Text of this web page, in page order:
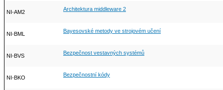
NI-AM2 Architektura middleware 2
NI-BML Bayesovské metody ve strojovém učení
NI-BVS Bezpečnost vestavných systémů
NI-BKO Bezpečnostní kódy